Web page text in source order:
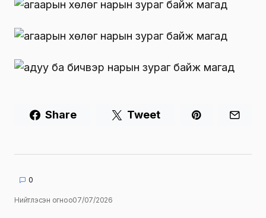
Share Tweet
0
Нийтлэсэн огноо07/07/2026